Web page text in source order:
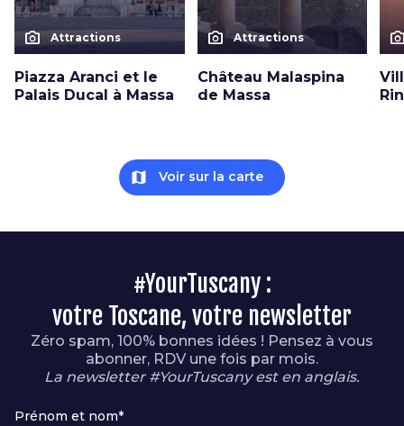
photo_camera Attractions
Piazza Aranci et le
Palais Ducal à Massa
photo_camera Attractions
Château Malaspina
de Massa
map Voir sur la carte
#YourTuscany :
votre Toscane, votre newsletter
Zéro spam, 100% bonnes idées ! Pensez à vous
abonner, RDV une fois par mois.
La newsletter #YourTuscany est en anglais.
Prénom et nom*